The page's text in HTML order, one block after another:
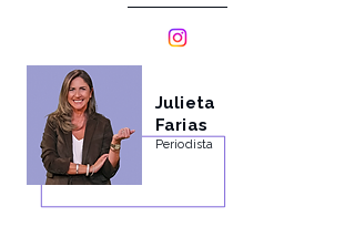
Julieta
Farias
Periodista